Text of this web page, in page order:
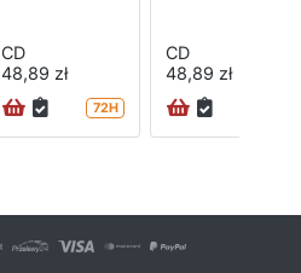
CD
48,89 zł
72H
CD
48,89 zł